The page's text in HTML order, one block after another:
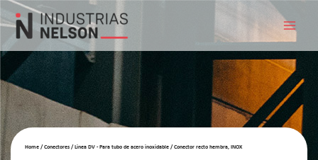
Home /Conectores /Linea DV - Para tubo de acero inoxidable / Conector recto hembra, INOX